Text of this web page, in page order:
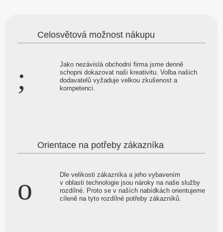
Celosvětová možnost nákupu
Jako nezávislá obchodní firma jsme denně
schopni dokazovat naši kreativitu. Volba našich
dodavatelů vyžaduje velkou zkušenost a
kompetenci.
Orientace na potřeby zákazníka
Dle velikosti zákazníka a jeho vybavením
v oblasti technologie jsou nároky na naše služby
rozdílné. Proto se v naších nabídkách orientujeme
cíleně na tyto rozdílné potřeby zákazníků.